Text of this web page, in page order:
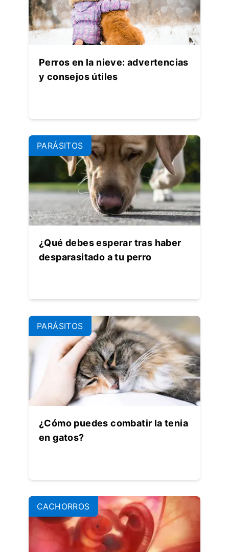
Perros en la nieve: advertencias
y consejos útiles
PARÁSITOS
¿Qué debes esperar tras haber
desparasitado a tu perro
PARÁSITOS
¿Cómo puedes combatir la tenia
en gatos?
CACHORROS